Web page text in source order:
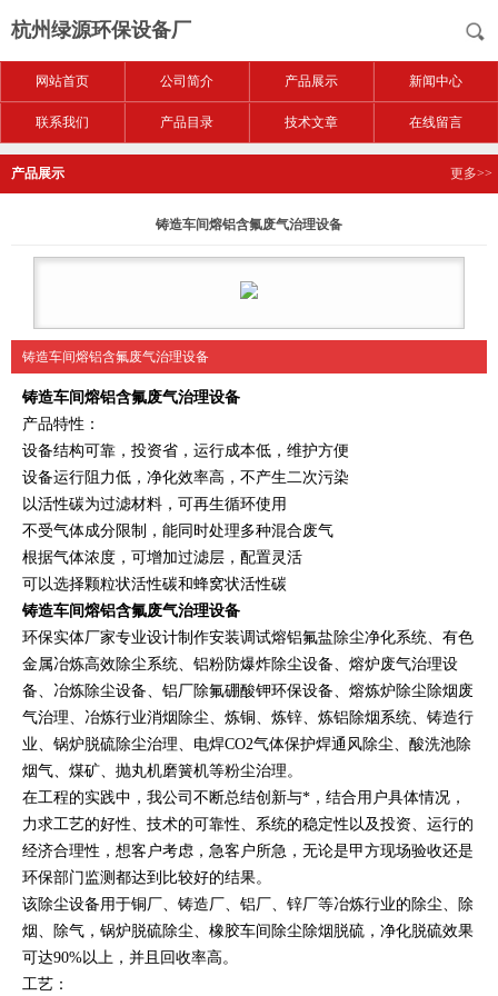
杭州绿源环保设备厂
网站首页 公司简介 产品展示 新闻中心
联系我们 产品目录 技术文章 在线留言
产品展示 更多>>
铸造车间熔铝含氟废气治理设备
铸造车间熔铝含氟废气治理设备
铸造车间熔铝含氟废气治理设备
产品特性：
设备结构可靠，投资省，运行成本低，维护方便
设备运行阻力低，净化效率高，不产生二次污染
以活性碳为过滤材料，可再生循环使用
不受气体成分限制，能同时处理多种混合废气
根据气体浓度，可增加过滤层，配置灵活
可以选择颗粒状活性碳和蜂窝状活性碳
铸造车间熔铝含氟废气治理设备
环保实体厂家专业设计制作安装调试熔铝氟盐除尘净化系统、有色
金属冶炼高效除尘系统、铝粉防爆炸除尘设备、熔炉废气治理设
备、冶炼除尘设备、铝厂除氟硼酸钾环保设备、熔炼炉除尘除烟废
气治理、冶炼行业消烟除尘、炼铜、炼锌、炼铝除烟系统、铸造行
业、锅炉脱硫除尘治理、电焊CO2气体保护焊通风除尘、酸洗池除
烟气、煤矿、抛丸机磨簧机等粉尘治理。
在工程的实践中，我公司不断总结创新与*，结合用户具体情况，
力求工艺的好性、技术的可靠性、系统的稳定性以及投资、运行的
经济合理性，想客户考虑，急客户所急，无论是甲方现场验收还是
环保部门监测都达到比较好的结果。
该除尘设备用于铜厂、铸造厂、铝厂、锌厂等冶炼行业的除尘、除
烟、除气，锅炉脱硫除尘、橡胶车间除尘除烟脱硫，净化脱硫效果
可达90%以上，并且回收率高。
工艺：